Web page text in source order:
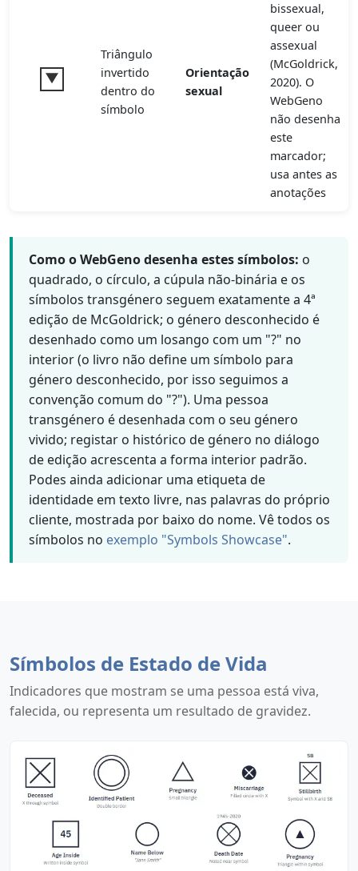
Triângulo
invertido
dentro do
símbolo
Orientação
sexual
bissexual,
queer ou
assexual
(McGoldrick,
2020). O
WebGeno
não desenha
este
marcador;
usa antes as
anotações
Como o WebGeno desenha estes símbolos: o
quadrado, o círculo, a cúpula não-binária e os
símbolos transgénero seguem exatamente a 4ª
edição de McGoldrick; o género desconhecido é
desenhado como um losango com um "?" no
interior (o livro não define um símbolo para
género desconhecido, por isso seguimos a
convenção comum do "?"). Uma pessoa
transgénero é desenhada com o seu género
vivido; registar o histórico de género no diálogo
de edição acrescenta a forma interior padrão.
Podes ainda adicionar uma etiqueta de
identidade em texto livre, nas palavras do próprio
cliente, mostrada por baixo do nome. Vê todos os
símbolos no exemplo "Symbols Showcase".
Símbolos de Estado de Vida
Indicadores que mostram se uma pessoa está viva,
falecida, ou representa um resultado de gravidez.